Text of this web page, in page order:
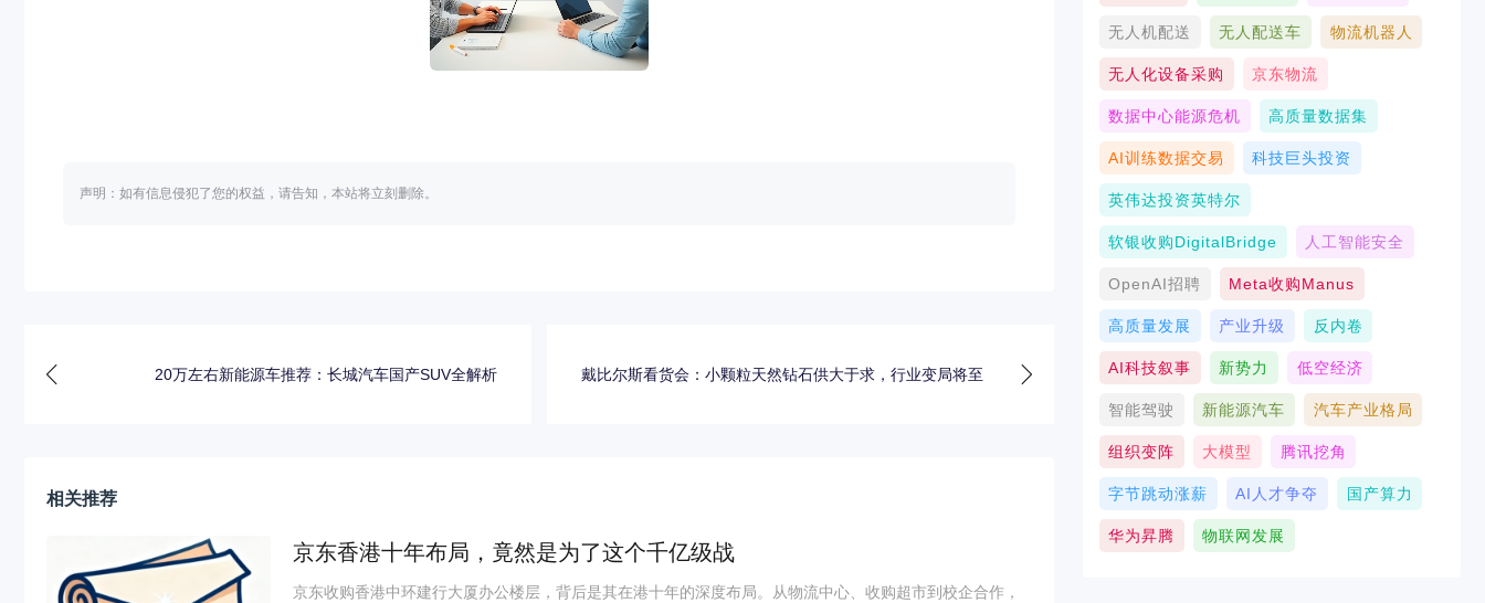
声明：如有信息侵犯了您的权益，请告知，本站将立刻删除。
20万左右新能源车推荐：长城汽车国产SUV全解析 戴比尔斯看货会：小颗粒天然钻石供大于求，行业变局将至
相关推荐
京东香港十年布局，竟然是为了这个千亿级战
京东收购香港中环建行大厦办公楼层，背后是其在港十年的深度布局。从物流中心、收购超市到校企合作，
无人机配送 无人配送车 物流机器人
无人化设备采购 京东物流
数据中心能源危机 高质量数据集
AI训练数据交易 科技巨头投资
英伟达投资英特尔
软银收购DigitalBridge 人工智能安全
OpenAI招聘 Meta收购Manus
高质量发展 产业升级 反内卷
AI科技叙事 新势力 低空经济
智能驾驶 新能源汽车 汽车产业格局
组织变阵 大模型 腾讯挖角
字节跳动涨薪 AI人才争夺 国产算力
华为昇腾 物联网发展